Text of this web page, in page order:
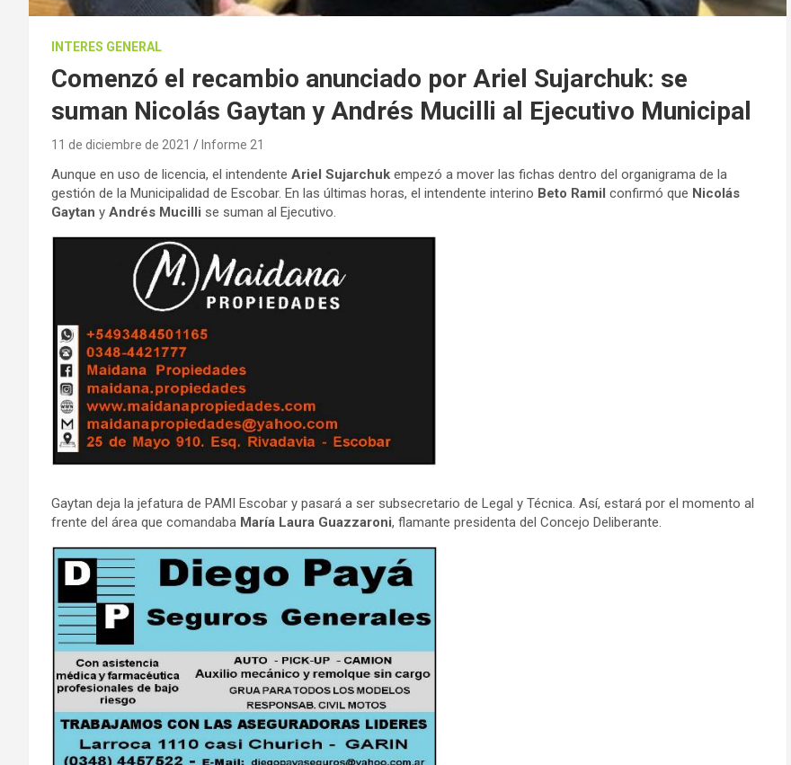
INTERES GENERAL
Comenzó el recambio anunciado por Ariel Sujarchuk: se
suman Nicolás Gaytan y Andrés Mucilli al Ejecutivo Municipal
11 de diciembre de 2021 Informe 21
Aunque en uso de licencia, el intendente Ariel Sujarchuk empezó a mover las fichas dentro del organigrama de la
gestión de la Municipalidad de Escobar. En las últimas horas, el intendente interino Beto Ramil confirmó que Nicolás
Gaytan y Andrés Mucilli se suman al Ejecutivo.
Gaytan deja la jefatura de PAMI Escobar y pasará a ser subsecretario de Legal y Técnica. Así, estará por el momento al
frente del área que comandaba María Laura Guazzaroni, flamante presidenta del Concejo Deliberante.